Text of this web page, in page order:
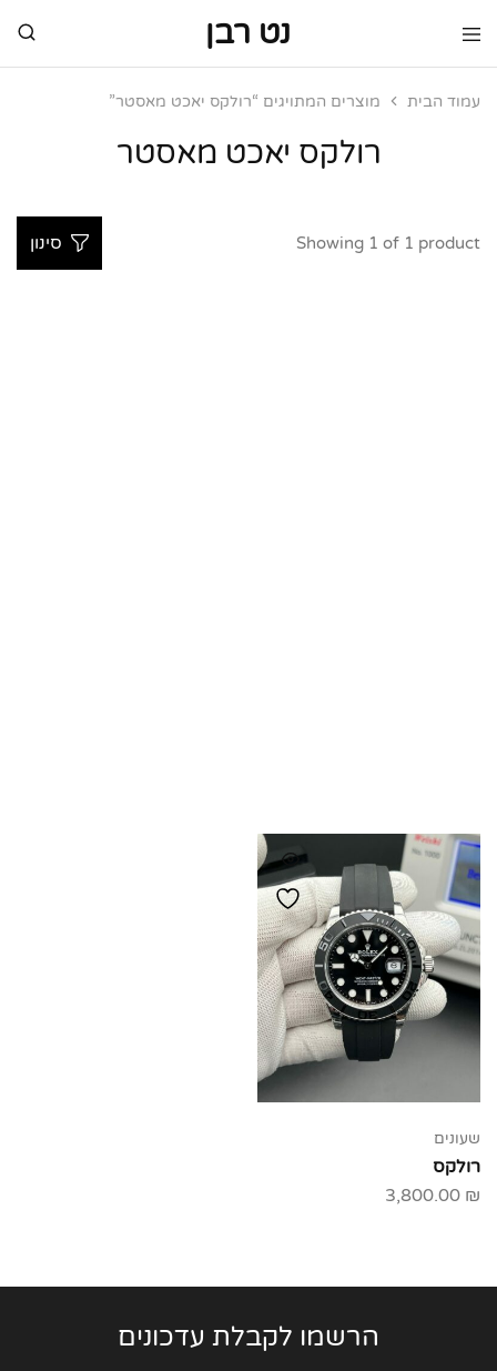
נט רבן
נט
מותגי
מותגי
עמוד הבית מוצרים המתויגים “רולקס יאכט מאסטר”
רולקס יאכט מאסטר
Showing 1 of 1 product
שעונים
רולקס
3,800.00 ₪
הרשמו לקבלת עדכונים